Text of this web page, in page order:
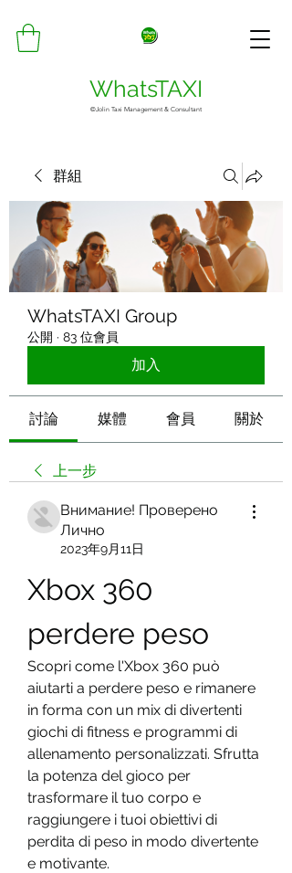
WhatsTAXI
©Jolin Taxi Management & Consultant
群組
WhatsTAXI Group
公開 · 83 位會員
加入
討論 媒體 會員 關於
上一步
Внимание! Проверено
Лично
2023年9月11日
Xbox 360
perdere peso
Scopri come l'Xbox 360 può
aiutarti a perdere peso e rimanere
in forma con un mix di divertenti
giochi di fitness e programmi di
allenamento personalizzati. Sfrutta
la potenza del gioco per
trasformare il tuo corpo e
raggiungere i tuoi obiettivi di
perdita di peso in modo divertente
e motivante.